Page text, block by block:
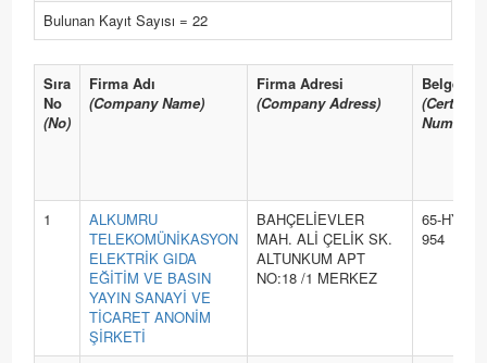
Bulunan Kayıt Sayısı = 22
Sıra
No
(No)
Firma Adı
(Company Name)
Firma Adresi
(Company Adress)
Belge No
Number)
1
ALKUMRU
TELEKOMÜNİKASYON
ELEKTRİK GIDA
EĞİTİM VE BASIN
YAYIN SANAYİ VE
TİCARET ANONİM
ŞİRKETİ
BAHÇELİEVLER
MAH. ALİ ÇELİK SK.
ALTUNKUM APT
NO:18 /1 MERKEZ
65-HYB-
954